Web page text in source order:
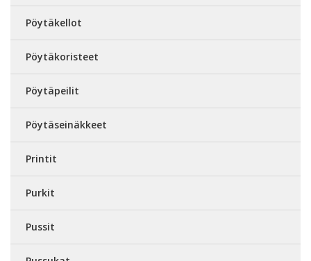
Pöytäkellot
Pöytäkoristeet
Pöytäpeilit
Pöytäseinäkkeet
Printit
Purkit
Pussit